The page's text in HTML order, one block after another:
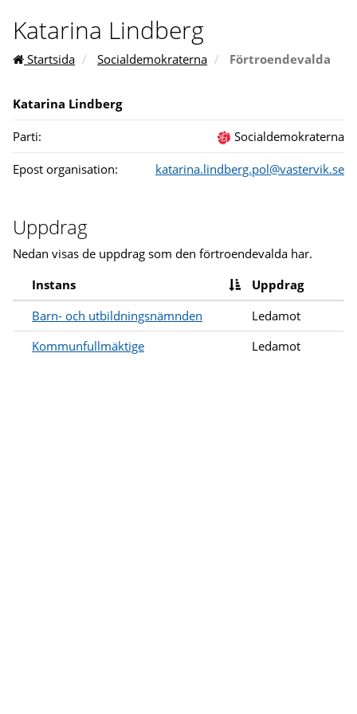
Katarina Lindberg
Startsida Socialdemokraterna Förtroendevalda
Katarina Lindberg
Socialdemokraterna
Parti:
katarina.lindberg.pol@vastervik.se
Epost organisation:
Uppdrag
Nedan visas de uppdrag som den förtroendevalda har.
Instans
Uppdrag
Barn- och utbildningsnämnden
Ledamot
Kommunfullmäktige
Ledamot